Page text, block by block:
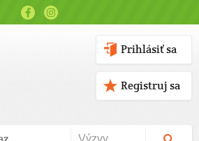
Prihlásiť sa
Registruj sa